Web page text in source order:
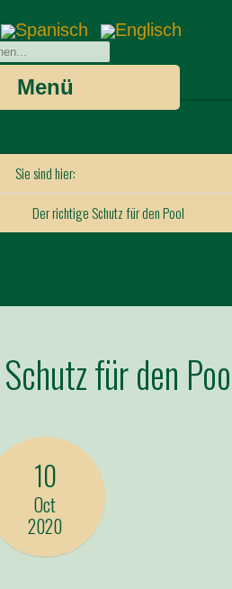
Menü
Sie sind hier:
Der richtige Schutz für den Pool
für den
10
Oct
2020